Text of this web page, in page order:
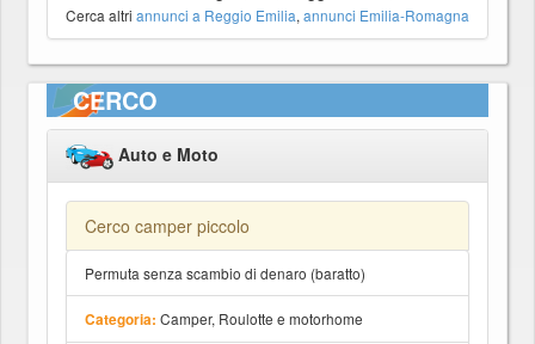
Cerca altri annunci a Reggio Emilia, annunci Emilia-Romagna
CERCO
Auto e Moto
Cerco camper piccolo
Permuta senza scambio di denaro (baratto)
Categoria: Camper, Roulotte e motorhome